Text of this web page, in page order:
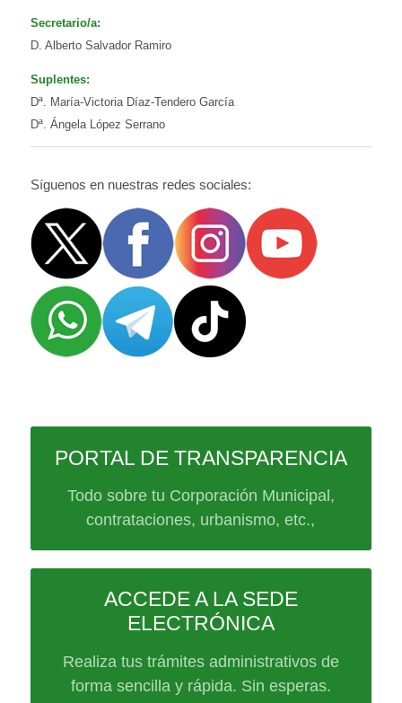
Secretario/a:
D. Alberto Salvador Ramiro
Suplentes:
Dª. María-Victoria Díaz-Tendero García
Dª. Ángela López Serrano
Síguenos en nuestras redes sociales:
PORTAL DE TRANSPARENCIA
Todo sobre tu Corporación Municipal,
contrataciones, urbanismo, etc.,
ACCEDE A LA SEDE
ELECTRÓNICA
Realiza tus trámites administrativos de
forma sencilla y rápida. Sin esperas.